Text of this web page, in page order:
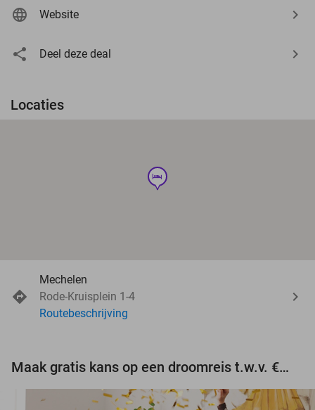
Website
Deel deze deal
Locaties
hotel
Mechelen
Rode-Kruisplein 1-4
Routebeschrijving
Maak gratis kans op een droomreis t.w.v. €3.000!